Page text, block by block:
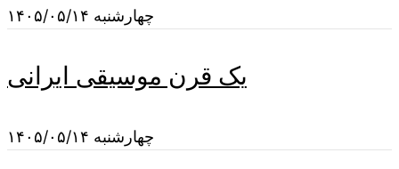
چهارشنبه ۱۴۰۵/۰۵/۱۴
یک قرن موسیقی ایرانی
چهارشنبه ۱۴۰۵/۰۵/۱۴